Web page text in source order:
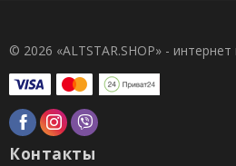
© 2026 «ALTSTAR.SHOP» -
Контакты